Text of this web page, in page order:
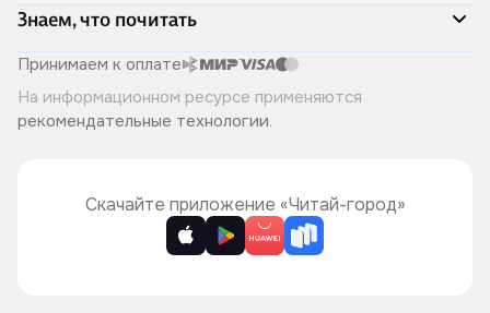
Доставка и оплата
Программа лояльности
Подарочные сертификаты
Правила продажи
Политика конфиденциальности
Адреса магазинов
Книжный Дозор
О компании
Читай-город для бизнеса
Хотите у нас работать?
Знаем, что почитать
Скоро в продаже
Лучшие из лучших
Читай-журнал
Принимаем к оплате
На информационном ресурсе применяются
рекомендательные технологии.
Скачайте приложение «Читай-город»